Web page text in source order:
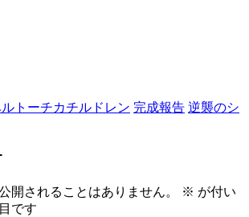
トーチカチルドレン 完成報告 逆襲のシ
開されることはありません。 ※ が付い
です